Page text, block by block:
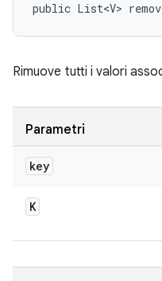
public List<V>
Rimuove tutti i valori
Parametri
key
K